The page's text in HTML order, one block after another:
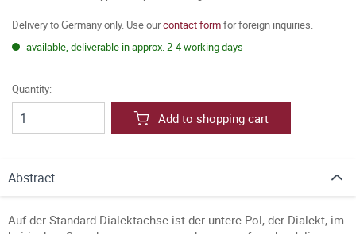
Delivery to Germany only. Use ourcontact formfor foreign inquiries.
available, deliverable in approx. 2-4 working days
Quantity:
Add to shopping cart
Abstract
Auf der Standard-Dialektachse ist der untere Pol, der Dialekt, im